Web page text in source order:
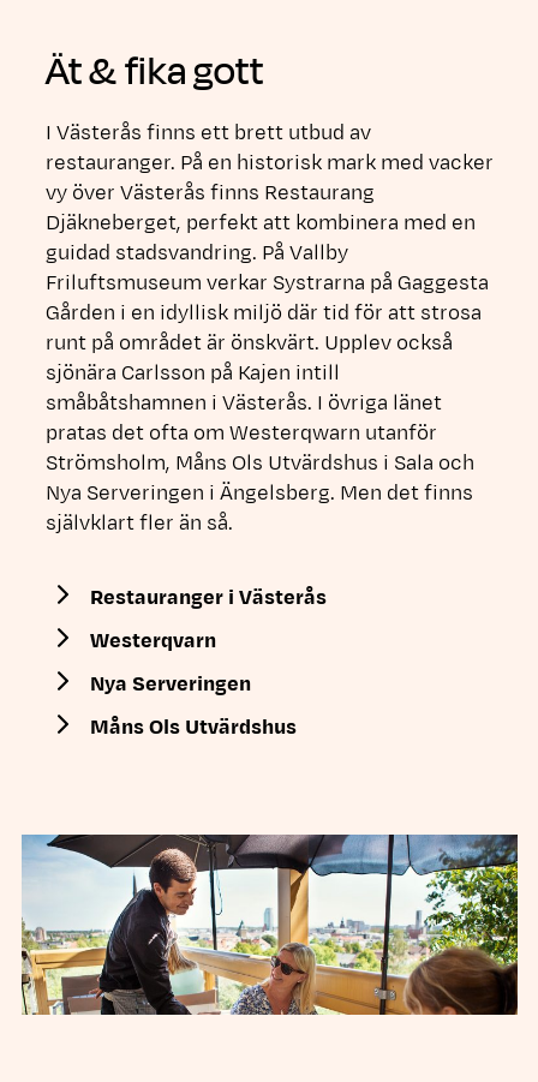
Ät & fika gott
I Västerås finns ett brett utbud av
restauranger. På en historisk mark med vacker
vy över Västerås finns Restaurang
Djäkneberget, perfekt att kombinera med en
guidad stadsvandring. På Vallby
Friluftsmuseum verkar Systrarna på Gaggesta
Gården i en idyllisk miljö där tid för att strosa
runt på området är önskvärt. Upplev också
sjönära Carlsson på Kajen intill
småbåtshamnen i Västerås. I övriga länet
pratas det ofta om Westerqwarn utanför
Strömsholm, Måns Ols Utvärdshus i Sala och
Nya Serveringen i Ängelsberg. Men det finns
självklart fler än så.
Restauranger i Västerås
Westerqvarn
Nya Serveringen
Måns Ols Utvärdshus